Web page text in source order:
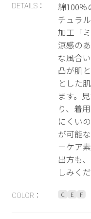
DETAILS：
綿100％
チュラ
加工「
涼感の
な風合
凸が肌
とした
ます。
り、着
にくい
が可能
ーケア
出方も
しみく
COLOR： C E F